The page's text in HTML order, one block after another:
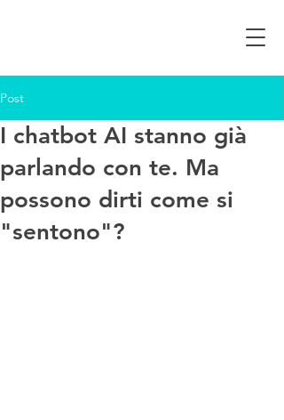
Post
I chatbot AI stanno già
parlando con te. Ma
possono dirti come si
"sentono"?